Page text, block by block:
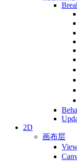
2D
画布层